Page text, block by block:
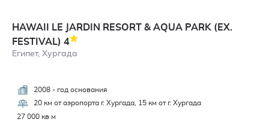
HAWAII LE JARDIN RESORT & AQUA PARK (EX.
FESTIVAL) 4
Египет, Хургада
2008 - год основания
20 км от аэропорта г. Хургада, 15 км от г. Хургада
27 000 кв м